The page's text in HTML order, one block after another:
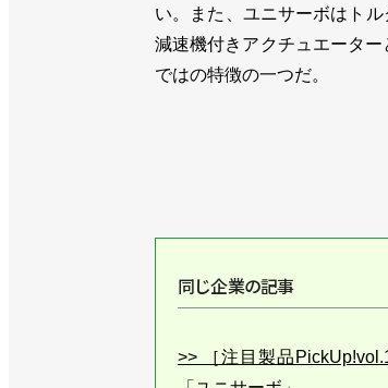
い。また、ユニサーボはト
減速機付きアクチュエータ
ではの特徴の一つだ。
同じ企業の記事
>> ［注目製品